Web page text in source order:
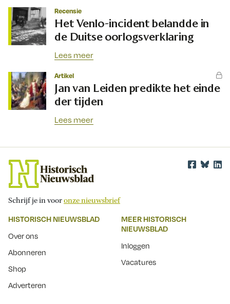
Recensie
Het Venlo-incident belandde in
de Duitse oorlogsverklaring
Lees meer
Artikel
Jan van Leiden predikte het einde
der tijden
Lees meer
Schrijf je in vooronze nieuwsbrief
HISTORISCH NIEUWSBLAD
Over ons
Abonneren
Shop
Adverteren
MEER HISTORISCH
NIEUWSBLAD
Inloggen
Vacatures